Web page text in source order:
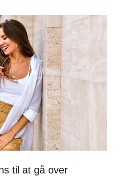
til at gå over